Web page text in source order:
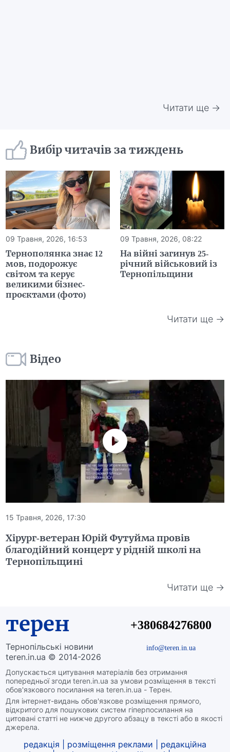
Читати ще →
Вибір читачів за тиждень
09 Травня, 2026, 16:53
Тернополянка знає 12
мов, подорожує
світом та керує
великими бізнес-
проєктами (фото)
09 Травня, 2026, 08:22
На війні загинув 25-
річний військовий із
Тернопільщини
Читати ще →
Відео
15 Травня, 2026, 17:30
Хірург-ветеран Юрій Футуйма провів
благодійний концерт у рідній школі на
Тернопільщині
Читати ще →
терен
Тернопільські новини
teren.in.ua © 2014-2026
Допускається цитування матеріалів без отримання
попередньої згоди teren.in.ua за умови розміщення в тексті
обов'язкового посилання на teren.in.ua - Терен.
Для інтернет-видань обов'язкове розміщення прямого,
відкритого для пошукових систем гіперпосилання на
цитовані статті не нижче другого абзацу в тексті або в якості
джерела.
+380684276800
info@teren.in.ua
редакція розміщення реклами
редакційна